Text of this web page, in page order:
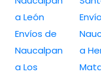
a León
Envíos de
Naucalpan
a Los
a